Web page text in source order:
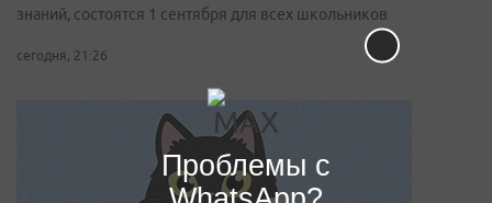
знаний, состоятся 1 сентября для всех школьников
сегодня, 21:26
Проблемы с